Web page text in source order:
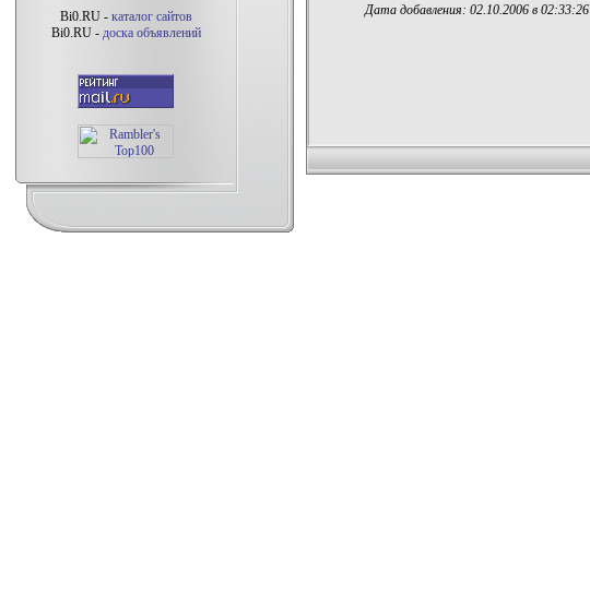
Bi0.RU - каталог сайтов
Bi0.RU - доска объявлений
Дата добавления: 02.10.2006 в 02:33:26